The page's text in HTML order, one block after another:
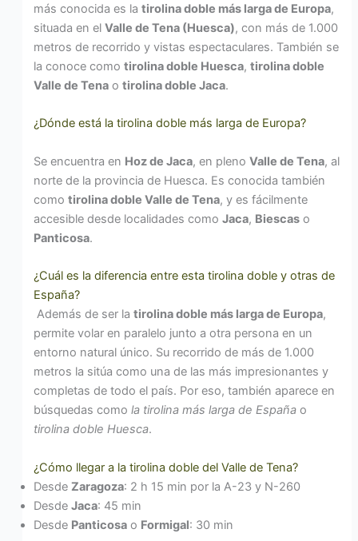
más conocida es latirolina doble más larga de Europa,
situada en elValle de Tena (Huesca), con más de 1.000
metros de recorrido y vistas espectaculares. También se
la conoce comotirolina doble Huesca,tirolina doble
Valle de Tena otirolina doble Jaca.
¿Dónde está la tirolina doble más larga de Europa?
Se encuentra en Hoz de Jaca, en plenoValle de Tena, al
norte de la provincia de Huesca. Es conocida también
comotirolina doble Valle de Tena, y es fácilmente
accesible desde localidades comoJaca, Biescas o
Panticosa.
¿Cuál es la diferencia entre esta tirolina doble y otras de
España?
Además de ser latirolina doble más larga de Europa,
permite volar en paralelo junto a otra persona en un
entorno natural único. Su recorrido de más de 1.000
metros la sitúa como una de las más impresionantes y
completas de todo el país. Por eso, también aparece en
búsquedas comola tirolina más larga de España o
tirolina doble Huesca.
¿Cómo llegar a la tirolina doble del Valle de Tena?
DesdeZaragoza: 2 h 15 min por la A-23 y N-260
DesdeJaca: 45 min
Desde Panticosa o Formigal: 30 min